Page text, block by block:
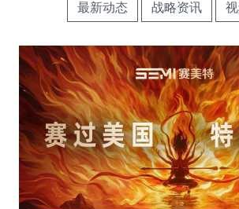
最新动态 战略资讯